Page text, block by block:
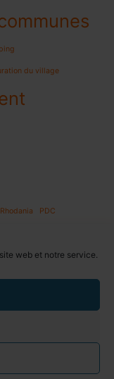
web et notre service.
du village
PDC